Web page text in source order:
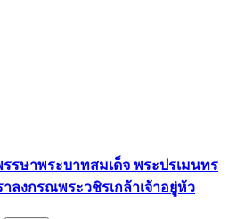
รษาพระบาทสมเด็จ พระปรเมนทร
ลงกรณพระวชิรเกล้าเจ้าอยู่ห้ว